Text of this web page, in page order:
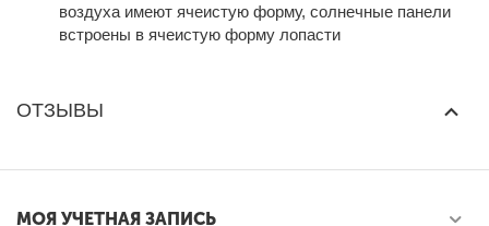
воздуха имеют ячеистую форму, солнечные панели
встроены в ячеистую форму лопасти
ОТЗЫВЫ
МОЯ УЧЕТНАЯ ЗАПИСЬ